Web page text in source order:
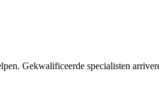
Gekwalificeerde specialisten